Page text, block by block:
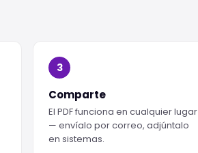
3
Comparte
El PDF funciona en cualquier lugar
— envíalo por correo, adjúntalo
en sistemas.